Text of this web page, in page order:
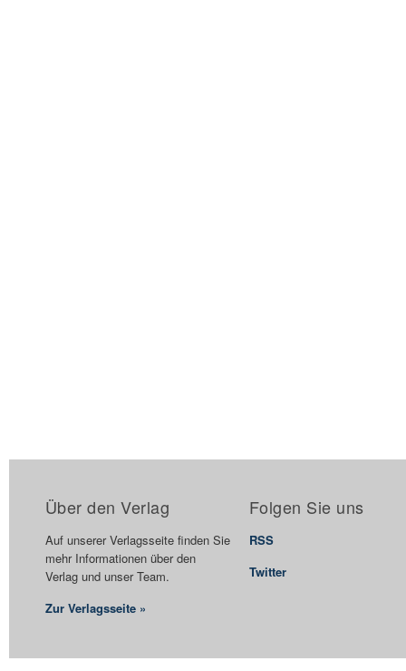
Über den Verlag
Auf unserer Verlagsseite finden Sie
mehr Informationen über den
Verlag und unser Team.
Zur Verlagsseite »
Folgen Sie uns
RSS
Twitter